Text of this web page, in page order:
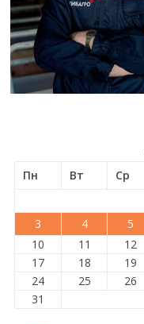
Пн
Вт Ср
3
4 5
10
11 12
17
18 19
24
25 26
31